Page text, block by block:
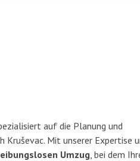
auf die Planung und
Kruševac. Mit unserer Expertise
Umzug, bei dem